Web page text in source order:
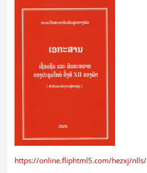
https://online.fliphtml5.com/hezxj/nlls/